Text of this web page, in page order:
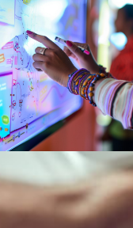
Eventos, Vendyno
Estratégias de
marketing sensorial